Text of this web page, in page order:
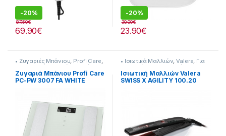
-20%
69.90€
87.50€
-20%
23.90€
30.00€
• Ζυγαριές Μπάνιου, Profi Care,
Προσωπική Φροντίδα Υγεία-
Ευεξία
Ζυγαριά Μπάνιου Profi Care
PC-PW 3007 FA WHITE
• Ισιωτικά Μαλλιών,Valera, Για
τη Γυναίκα Προσωπική
Φροντίδα
Ισιωτική Μαλλιών Valera
SWISS X AGILITY 100.20